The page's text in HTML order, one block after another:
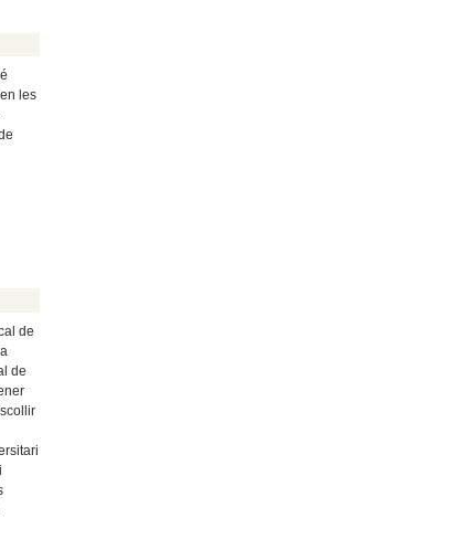
les
de
de